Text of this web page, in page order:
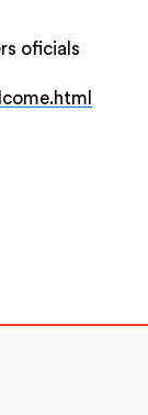
oficials